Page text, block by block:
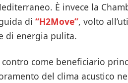
È invece la
di “H2Move”, volto
di energia pulita.
come beneficiario
del clima acustico